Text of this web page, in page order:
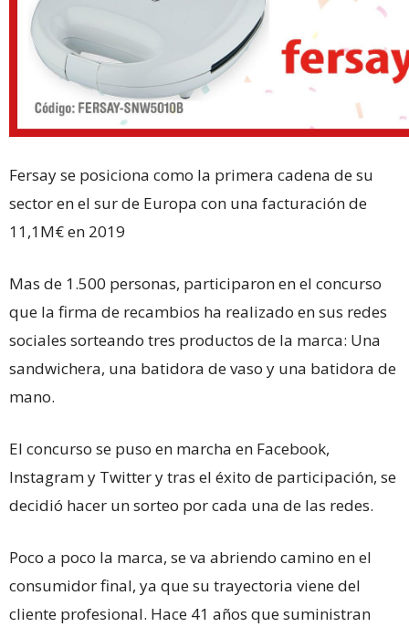
Fersay se posiciona como la primera cadena de su
sector en el sur de Europa con una facturación de
11,1M€ en 2019
Mas de 1.500 personas, participaron en el concurso
que la firma de recambios ha realizado en sus redes
sociales sorteando tres productos de la marca: Una
sandwichera, una batidora de vaso y una batidora de
mano.
El concurso se puso en marcha en Facebook,
Instagram y Twitter y tras el éxito de participación, se
decidió hacer un sorteo por cada una de las redes.
Poco a poco la marca, se va abriendo camino en el
consumidor final, ya que su trayectoria viene del
cliente profesional. Hace 41 años que suministran